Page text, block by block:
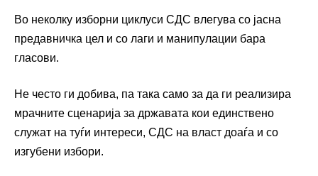
Во неколку изборни циклуси СДС влегува со јасна
предавничка цел и со лаги и манипулации бара
гласови.
Не често ги добива, па така само за да ги реализира
мрачните сценарија за државата кои единствено
служат на туѓи интереси, СДС на власт доаѓа и со
изгубени избори.